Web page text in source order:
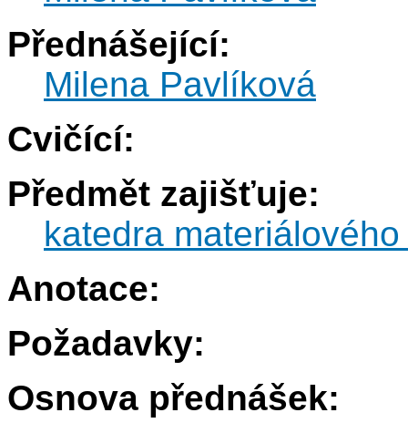
Přednášející:
Milena Pavlíková
Cvičící:
Předmět zajišťuje:
katedra
Anotace:
Požadavky:
Osnova přednášek: